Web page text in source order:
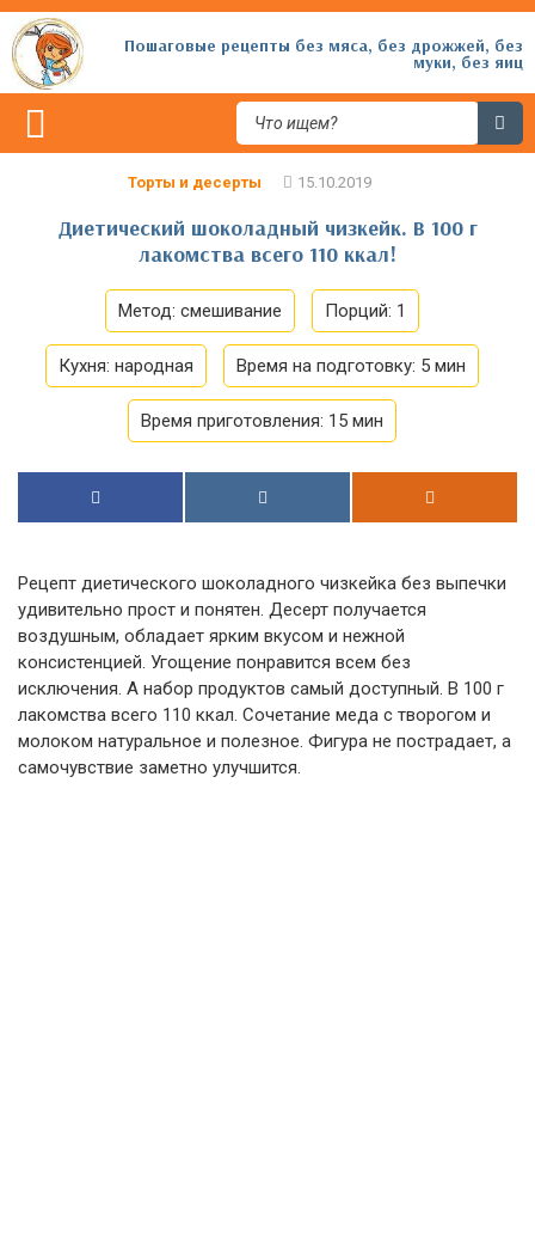
Пошаговые рецепты без мяса, без дрожжей, без
муки, без яиц
Торты и десерты
Диетический шоколадный чизкейк. В 100 г
лакомства всего 110 ккал!
Метод: смешивание Порций: 1
Кухня: народная Время на подготовку: 5 мин
Время приготовления: 15 мин
Рецепт диетического шоколадного чизкейка без выпечки
удивительно прост и понятен. Десерт получается
воздушным, обладает ярким вкусом и нежной
консистенцией. Угощение понравится всем без
исключения. А набор продуктов самый доступный. В 100 г
лакомства всего 110 ккал. Сочетание меда с творогом и
молоком натуральное и полезное. Фигура не пострадает, а
самочувствие заметно улучшится.